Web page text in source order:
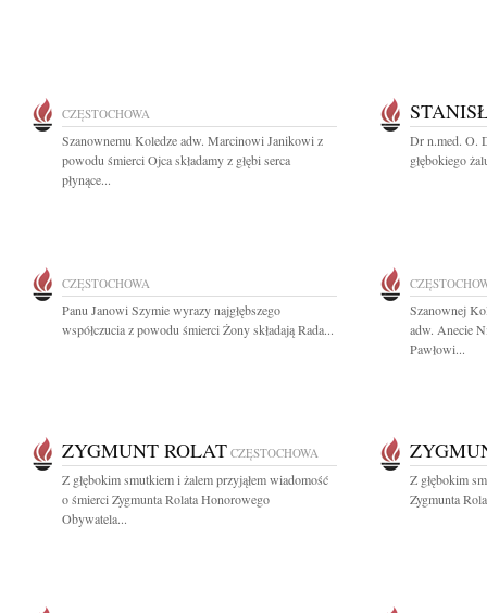
CZĘSTOCHOWA
Szanownemu Koledze adw. Marcinowi Janikowi z
powodu śmierci Ojca składamy z głębi serca
płynące...
Dr n.med. O.
głębokiego
CZĘSTOCHOWA
Panu Janowi Szymie wyrazy najgłębszego
współczucia z powodu śmierci Żony składają Rada...
Szanownej
adw. Anecie
Pawłowi...
ZYGMUNT ROLAT CZĘSTOCHOWA
Z głębokim smutkiem i żalem przyjąłem wiadomość
o śmierci Zygmunta Rolata Honorowego
Obywatela...
Z głębokim
Zygmunta